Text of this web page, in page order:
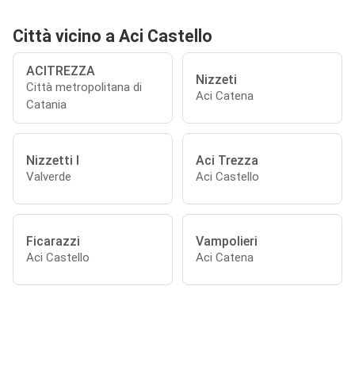
Città vicino a Aci Castello
ACITREZZA
Città metropolitana di
Catania
Nizzeti
Aci Catena
Nizzetti I
Valverde
Aci Trezza
Aci Castello
Ficarazzi
Aci Castello
Vampolieri
Aci Catena